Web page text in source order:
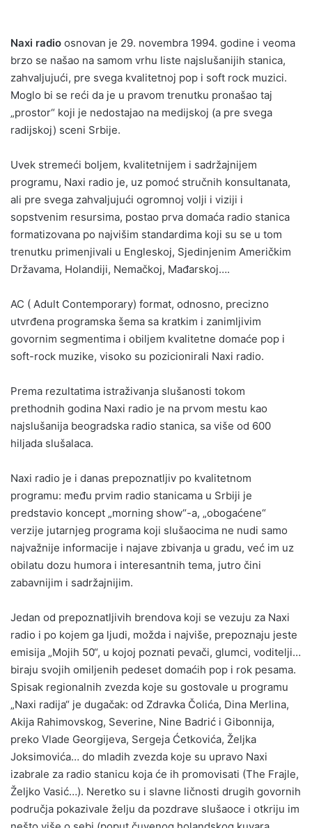
Naxi radio osnovan je 29. novembra 1994. godine i veoma
brzo se našao na samom vrhu liste najslušanijih stanica,
zahvaljujući, pre svega kvalitetnoj pop i soft rock muzici.
Moglo bi se reći da je u pravom trenutku pronašao taj
„prostor“ koji je nedostajao na medijskoj (a pre svega
radijskoj) sceni Srbije.
Uvek stremeći boljem, kvalitetnijem i sadržajnijem
programu, Naxi radio je, uz pomoć stručnih konsultanata,
ali pre svega zahvaljujući ogromnoj volji i viziji i
sopstvenim resursima, postao prva domaća radio stanica
formatizovana po najvišim standardima koji su se u tom
trenutku primenjivali u Engleskoj, Sjedinjenim Američkim
Državama, Holandiji, Nemačkoj, Mađarskoj….
AC ( Adult Contemporary) format, odnosno, precizno
utvrđena programska šema sa kratkim i zanimljivim
govornim segmentima i obiljem kvalitetne domaće pop i
soft-rock muzike, visoko su pozicionirali Naxi radio.
Prema rezultatima istraživanja slušanosti tokom
prethodnih godina Naxi radio je na prvom mestu kao
najslušanija beogradska radio stanica, sa više od 600
hiljada slušalaca.
Naxi radio je i danas prepoznatljiv po kvalitetnom
programu: među prvim radio stanicama u Srbiji je
predstavio koncept „morning show“-a, „obogaćene“
verzije jutarnjeg programa koji slušaocima ne nudi samo
najvažnije informacije i najave zbivanja u gradu, već im uz
obilatu dozu humora i interesantnih tema, jutro čini
zabavnijim i sadržajnijim.
Jedan od prepoznatljivih brendova koji se vezuju za Naxi
radio i po kojem ga ljudi, možda i najviše, prepoznaju jeste
emisija „Mojih 50“, u kojoj poznati pevači, glumci, voditelji…
biraju svojih omiljenih pedeset domaćih pop i rok pesama.
Spisak regionalnih zvezda koje su gostovale u programu
„Naxi radija“ je dugačak: od Zdravka Čolića, Dina Merlina,
Akija Rahimovskog, Severine, Nine Badrić i Gibonnija,
preko Vlade Georgijeva, Sergeja Ćetkovića, Željka
Joksimovića… do mladih zvezda koje su upravo Naxi
izabrale za radio stanicu koja će ih promovisati (The Frajle,
Željko Vasić…). Neretko su i slavne ličnosti drugih govornih
područja pokazivale želju da pozdrave slušaoce i otkriju im